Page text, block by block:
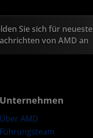
Sie sich für neueste
von AMD an
Unternehmen
Über AMD
Führungsteam